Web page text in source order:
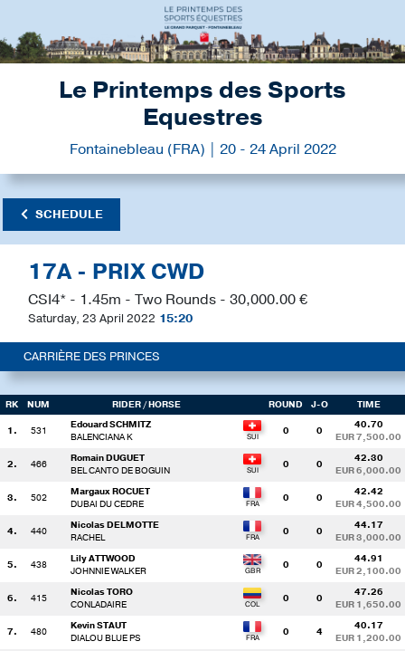
Le Printemps des Sports
Equestres
Fontainebleau (FRA) | 20 - 24 April 2022
SCHEDULE
17A - PRIX CWD
CSI4* - 1.45m - Two Rounds - 30,000.00 €
Saturday, 23 April 2022 15:20
CARRIÈRE DES PRINCES
RK NUM RIDER / HORSE ROUND J-O TIME
1. 531
Edouard SCHMITZ
BALENCIANA K
0 0
40.70
EUR 7,500.00
2. 466
Romain DUGUET
BEL CANTO DE BOGUIN
0 0
42.30
EUR 6,000.00
3. 502
Margaux ROCUET
DUBAI DU CEDRE
0 0
42.42
EUR 4,500.00
4. 440
Nicolas DELMOTTE
RACHEL
0 0
44.17
EUR 3,000.00
5. 438
Lily ATTWOOD
JOHNNIE WALKER
0 0
44.91
EUR 2,100.00
6. 415
Nicolas TORO
CONLADAIRE
0 0
47.26
EUR 1,650.00
7. 480
Kevin STAUT
DIALOU BLUE PS
0 4
40.17
EUR 1,200.00